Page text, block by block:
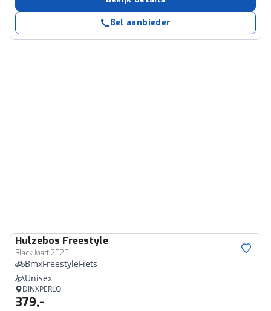
Bel aanbieder
Hulzebos Freestyle
Black Matt 2025
BmxFreestyleFiets
Unisex
DINXPERLO
379,-